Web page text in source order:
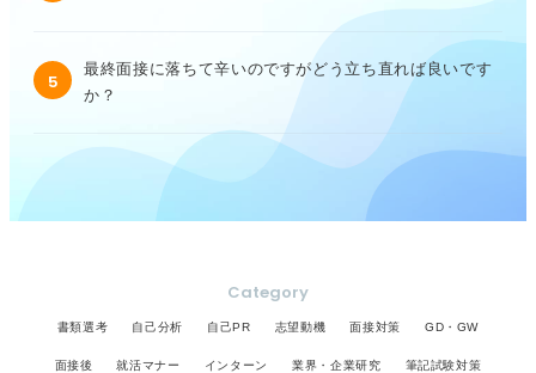
5
最終面接に落ちて辛いのですがどう立ち直れば良いです
か？
Category
書類選考 自己分析 自己PR 志望動機 面接対策 GD・GW
面接後 就活マナー インターン 業界・企業研究 筆記試験対策